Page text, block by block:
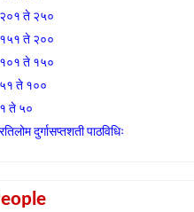
२०१ ते २५०
१५१ ते २००
१०१ ते १५०
५१ ते १००
ते ५०
दुर्गासप्तशती पाठविधिः